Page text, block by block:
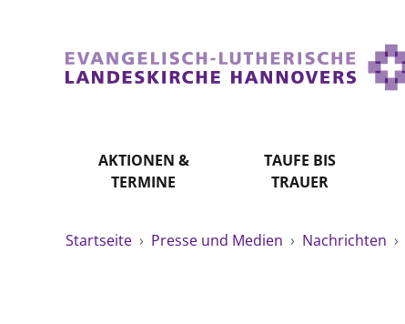
AKTIONEN &
TERMINE
TAUFE BIS
TRAUER
Startseite › Presse und Medien › Nachrichten ›